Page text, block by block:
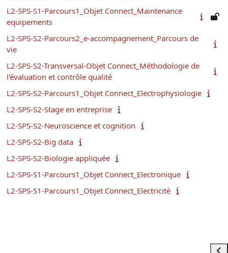
L2-SPS-S1-Parcours1_Objet Connect_Maintenance
equipements
L2-SPS-S2-Parcours2_e-accompagnement_Parcours de
vie
L2-SPS-S2-Transversal-Objet Connect_Méthodologie de
l'évaluation et contrôle qualité
L2-SPS-S2-Parcours1_Objet Connect_Electrophysiologie
L2-SPS-S2-Stage en entreprise
L2-SPS-S2-Neuroscience et cognition
L2-SPS-S2-Big data
L2-SPS-S2-Biologie appliquée
L2-SPS-S1-Parcours1_Objet Connect_Electronique
L2-SPS-S1-Parcours1_Objet Connect_Electricité